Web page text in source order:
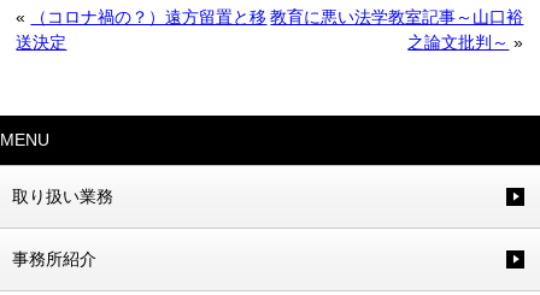
«
（コロナ禍の？）遠方留置と移
送決定
教育に悪い法学教室記事～山口裕
之論文批判～ »
MENU
取り扱い業務
事務所紹介